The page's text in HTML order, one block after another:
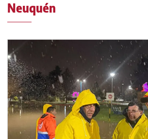
Neuquén